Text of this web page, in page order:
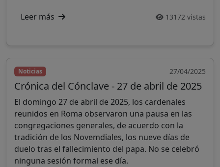
Leer más 13172 vistas
Noticias 27/04/2025
Crónica del Cónclave - 27 de abril de 2025
El domingo 27 de abril de 2025, los cardenales
reunidos en Roma observaron una pausa en las
congregaciones generales, de acuerdo con la
tradición de los Novemdiales, los nueve días de
duelo tras el fallecimiento del papa. No se celebró
ninguna sesión formal ese día.